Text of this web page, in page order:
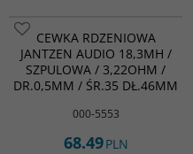
CEWKA RDZENIOWA
JANTZEN AUDIO 18,3MH /
SZPULOWA / 3,22OHM /
DR.0,5MM / ŚR.35 DŁ.46MM
000-5553
68.49PLN